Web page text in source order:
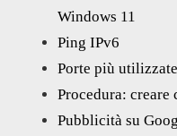
Windows 11
Ping IPv6
Porte più utilizzate
Procedura: creare
Pubblicità su